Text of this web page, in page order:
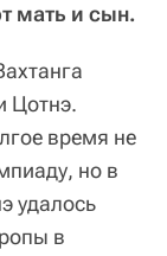
мать и сын.
Цотнэ.
время не
но в
удалось
в